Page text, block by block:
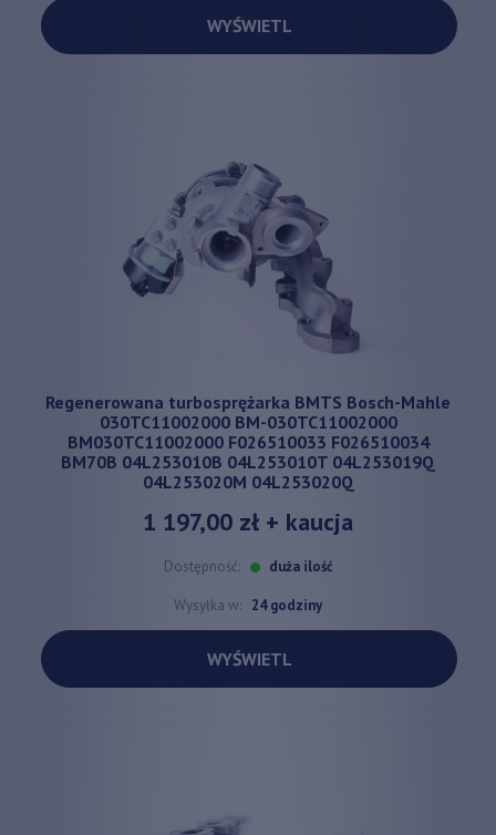
WYŚWIETL
Regenerowana turbosprężarka BMTS Bosch-Mahle
030TC11002000 BM-030TC11002000
BM030TC11002000 F026510033 F026510034
BM70B 04L253010B 04L253010T 04L253019Q
04L253020M 04L253020Q
1 197,00 zł + kaucja
Dostępność: duża ilość
Wysyłka w: 24 godziny
WYŚWIETL